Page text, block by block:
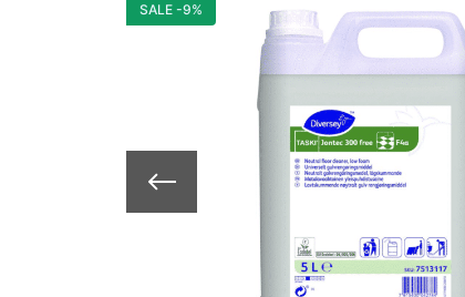
SALE -9%